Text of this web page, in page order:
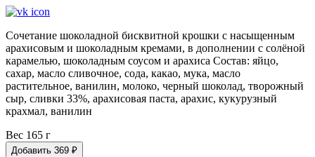
Сочетание шоколадной бисквитной крошки с насыщенным
арахисовым и шоколадным кремами, в дополнении с солёной
карамелью, шоколадным соусом и арахиса Состав: яйцо,
сахар, масло сливочное, сода, какао, мука, масло
растительное, ванилин, молоко, черный шоколад, творожный
сыр, сливки 33%, арахисовая паста, арахис, кукурузный
крахмал, ванилин
Вес 165 г
Добавить 369 ₽